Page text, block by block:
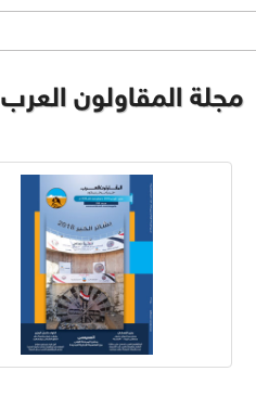
مجلة المقاولون العرب